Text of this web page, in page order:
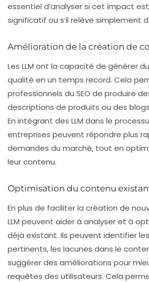
essentiel d’analyser si cet impact
significatif ou s’il relève simplement
Amélioration de la création de
Les LLM ont la capacité de générer
qualité en un temps record. Cela
professionnels du SEO de produire
descriptions de produits ou des
En intégrant des LLM dans le
entreprises peuvent répondre plus
demandes du marché, tout en
leur contenu.
Optimisation du contenu
En plus de faciliter la création de
LLM peuvent aider à analyser et à
déjà existant. Ils peuvent identifier
pertinents, les lacunes dans le
suggérer des améliorations pour
requêtes des utilisateurs. Cela